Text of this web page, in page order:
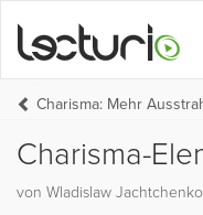
Charisma: Mehr
Charisma-
von Wladislaw Jachtchenko